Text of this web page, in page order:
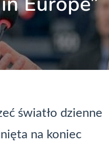
światło dzienne
na koniec